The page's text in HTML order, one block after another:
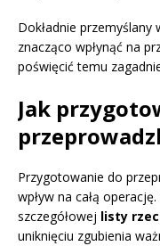
Dokładnie
znacząco wpłynąć na
poświęcić temu
Jak
Przygotowanie do
wpływ na całą
szczegółowej listy
uniknięciu zgubienia